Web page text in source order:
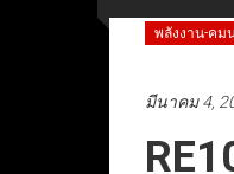
พลังงาน-คม
มีนาคม 4,